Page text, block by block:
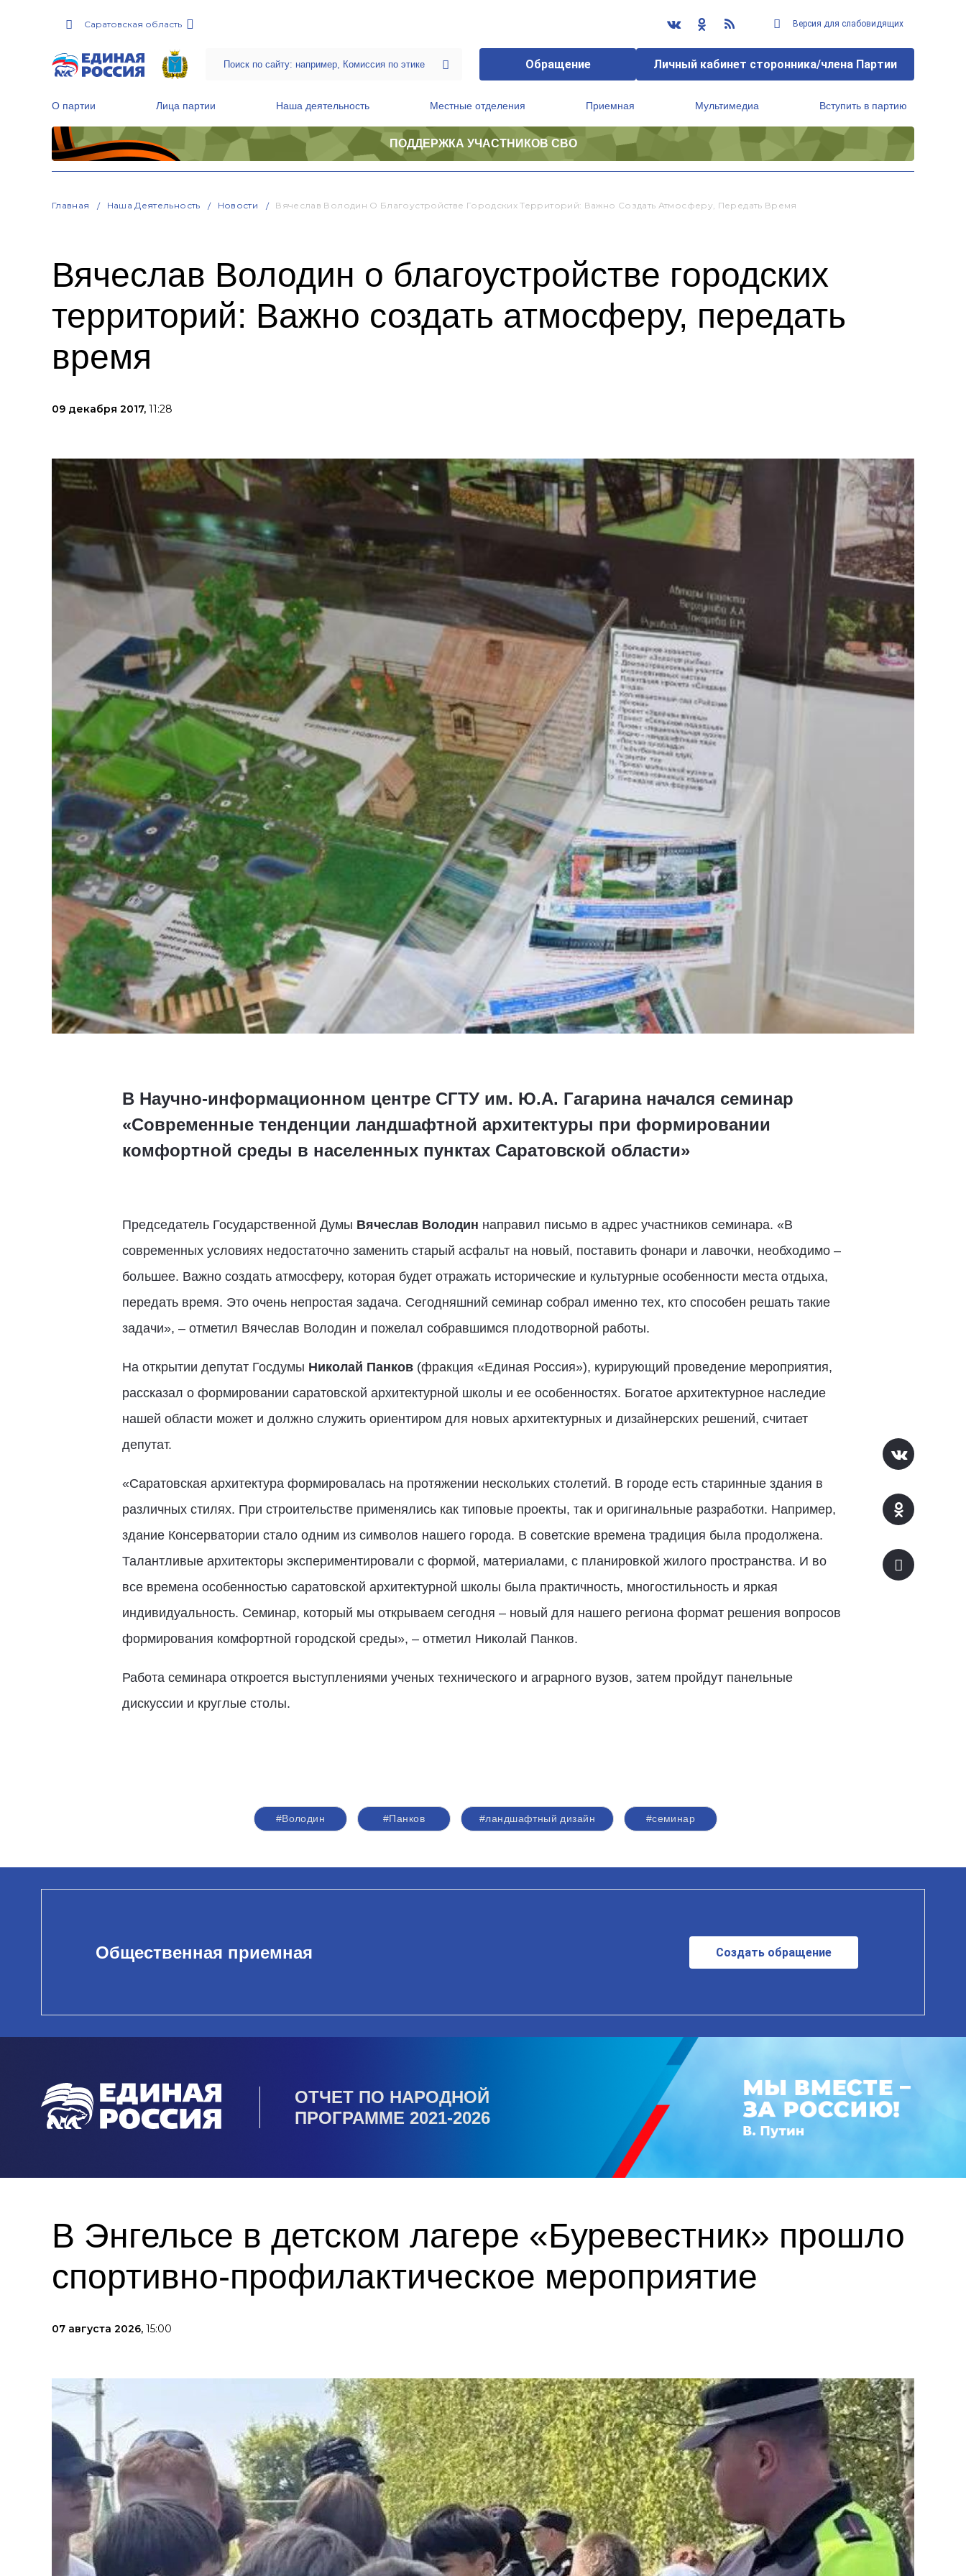
Саратовская область Версия для слабовидящих
Обращение Личный кабинет сторонника/члена Партии
О партии Лица партии Наша деятельность Местные отделения Приемная Мультимедиа Вступить в партию
ПОДДЕРЖКА УЧАСТНИКОВ СВО
Главная Наша Деятельность Новости Вячеслав Володин О Благоустройстве Городских Территорий: Важно Создать Атмосферу, Передать Время
Вячеслав Володин о благоустройстве городских
территорий: Важно создать атмосферу, передать
время
09 декабря 2017, 11:28
В Научно-информационном центре СГТУ им. Ю.А. Гагарина начался семинар
«Современные тенденции ландшафтной архитектуры при формировании
комфортной среды в населенных пунктах Саратовской области»
Председатель Государственной Думы Вячеслав Володин направил письмо в адрес участников семинара. «В
современных условиях недостаточно заменить старый асфальт на новый, поставить фонари и лавочки, необходимо –
большее. Важно создать атмосферу, которая будет отражать исторические и культурные особенности места отдыха,
передать время. Это очень непростая задача. Сегодняшний семинар собрал именно тех, кто способен решать такие
задачи», – отметил Вячеслав Володин и пожелал собравшимся плодотворной работы.
На открытии депутат Госдумы Николай Панков(фракция «Единая Россия»), курирующий проведение мероприятия,
рассказал о формировании саратовской архитектурной школы и ее особенностях. Богатое архитектурное наследие
нашей области может и должно служить ориентиром для новых архитектурных и дизайнерских решений, считает
депутат.
«Саратовская архитектура формировалась на протяжении нескольких столетий. В городе есть старинные здания в
различных стилях. При строительстве применялись как типовые проекты, так и оригинальные разработки. Например,
здание Консерватории стало одним из символов нашего города. В советские времена традиция была продолжена.
Талантливые архитекторы экспериментировали с формой, материалами, с планировкой жилого пространства. И во
все времена особенностью саратовской архитектурной школы была практичность, многостильность и яркая
индивидуальность. Семинар, который мы открываем сегодня – новый для нашего региона формат решения вопросов
формирования комфортной городской среды», – отметил Николай Панков.
Работа семинара откроется выступлениями ученых технического и аграрного вузов, затем пройдут панельные
дискуссии и круглые столы.
#Володин #Панков #ландшафтный дизайн #семинар
Общественная приемная Создать обращение
ОТЧЕТ ПО НАРОДНОЙ
ПРОГРАММЕ 2021-2026
В Энгельсе в детском лагере «Буревестник» прошло
спортивно-профилактическое мероприятие
07 августа 2026, 15:00